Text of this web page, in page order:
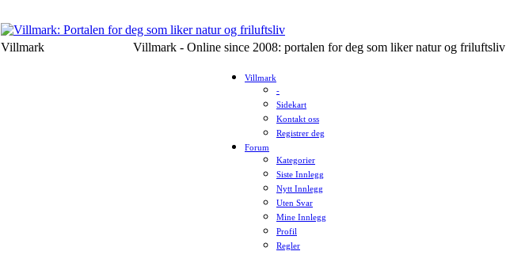
Villmark Villmark - Online since 2008: portalen for deg som liker natur og friluftsliv
Villmark
-
Sidekart
Kontakt oss
Registrer deg
Forum
Kategorier
Siste Innlegg
Nytt Innlegg
Uten Svar
Mine Innlegg
Profil
Regler